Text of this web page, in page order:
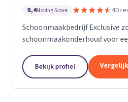
9,4Moving Score 40
Schoonmaakbedrijf Exclusive
schoonmaakonderhoud voor
minder ziekteverzuim onder uw
zijn namelijk van mening dat
Bekijk profiel